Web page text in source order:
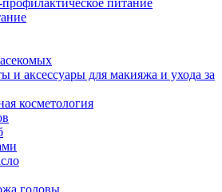
питание
и аксессуары для макияжа и ухода за
косметология
головы